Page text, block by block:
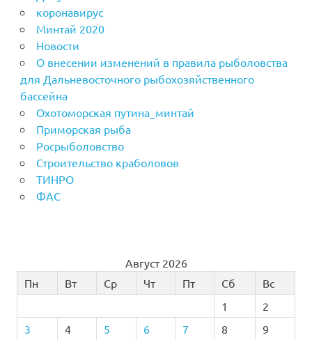
коронавирус
Минтай 2020
Новости
О внесении изменений в правила рыболовства
для Дальневосточного рыбохозяйственного
бассейна
Охотоморская путина_минтай
Приморская рыба
Росрыболовство
Строительство краболовов
ТИНРО
ФАС
Август 2026
Пн
Вт Ср Чт Пт Сб
Вс
1
2
3
4 5 6 7 8 9